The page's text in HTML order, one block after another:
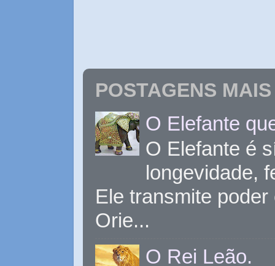
POSTAGENS
O Elefante
O Elefante é
longevidade,
Ele transmite
Orie...
O Rei Leão.